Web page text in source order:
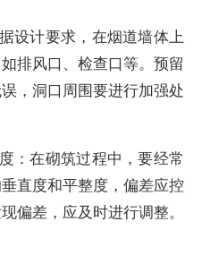
设计要求，在烟道墙体上
排风口、检查口等。预留
，洞口周围要进行加强处
：在砌筑过程中，要经常
直度和平整度，偏差应控
偏差，应及时进行调整。